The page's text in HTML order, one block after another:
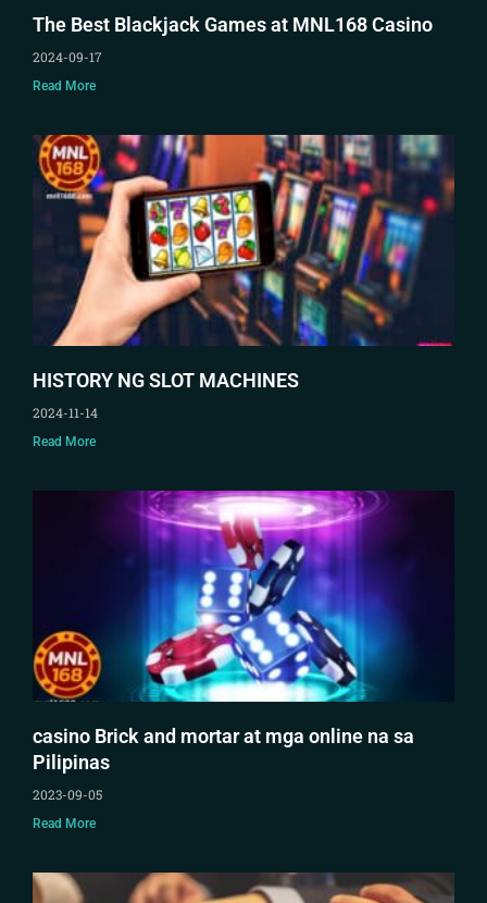
The Best Blackjack Games at MNL168 Casino
2024-09-17
Read More
HISTORY NG SLOT MACHINES
2024-11-14
Read More
casino Brick and mortar at mga online na sa
Pilipinas
2023-09-05
Read More